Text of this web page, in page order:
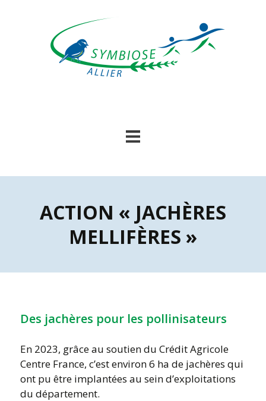
Skip
ACTION « JACHÈRES
MELLIFÈRES »
Des jachères pour les pollinisateurs
En 2023, grâce au soutien du Crédit Agricole
Centre France, c’est environ 6 ha de jachères qui
ont pu être implantées au sein d’exploitations
du département.